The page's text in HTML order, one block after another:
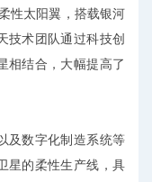
性太阳翼，搭载银河
技术团队通过科技创
相结合，大幅提高了
及数字化制造系统等
星的柔性生产线，具